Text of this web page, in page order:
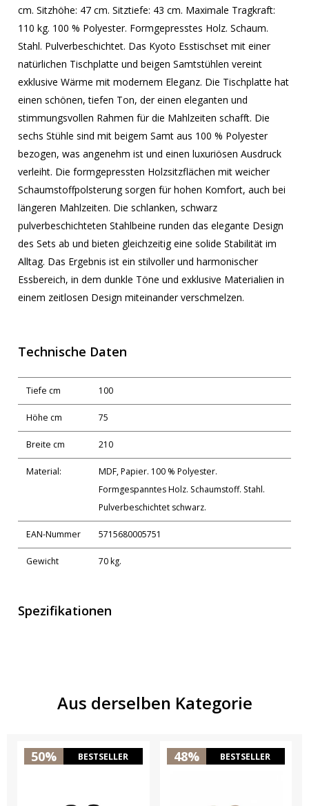
cm. Sitzhöhe: 47 cm. Sitztiefe: 43 cm. Maximale Tragkraft:
110 kg. 100 % Polyester. Formgepresstes Holz. Schaum.
Stahl. Pulverbeschichtet. Das Kyoto Esstischset mit einer
natürlichen Tischplatte und beigen Samtstühlen vereint
exklusive Wärme mit modernem Eleganz. Die Tischplatte hat
einen schönen, tiefen Ton, der einen eleganten und
stimmungsvollen Rahmen für die Mahlzeiten schafft. Die
sechs Stühle sind mit beigem Samt aus 100 % Polyester
bezogen, was angenehm ist und einen luxuriösen Ausdruck
verleiht. Die formgepressten Holzsitzflächen mit weicher
Schaumstoffpolsterung sorgen für hohen Komfort, auch bei
längeren Mahlzeiten. Die schlanken, schwarz
pulverbeschichteten Stahlbeine runden das elegante Design
des Sets ab und bieten gleichzeitig eine solide Stabilität im
Alltag. Das Ergebnis ist ein stilvoller und harmonischer
Essbereich, in dem dunkle Töne und exklusive Materialien in
einem zeitlosen Design miteinander verschmelzen.
Technische Daten
Tiefe cm 100
Höhe cm 75
Breite cm 210
Material:
MDF, Papier. 100 % Polyester.
Formgespanntes Holz. Schaumstoff. Stahl.
Pulverbeschichtet schwarz.
EAN-Nummer 5715680005751
Gewicht 70 kg.
Spezifikationen
Aus derselben Kategorie
50% BESTSELLER 48% BESTSELLER